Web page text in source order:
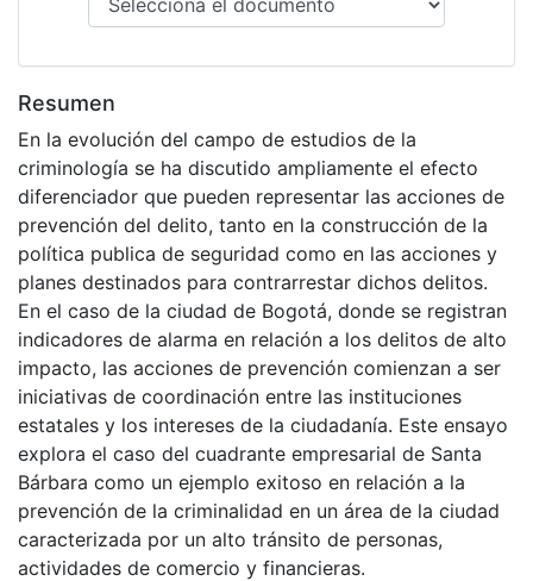
Resumen
En la evolución del campo de estudios de la
criminología se ha discutido ampliamente el efecto
diferenciador que pueden representar las acciones de
prevención del delito, tanto en la construcción de la
política publica de seguridad como en las acciones y
planes destinados para contrarrestar dichos delitos.
En el caso de la ciudad de Bogotá, donde se registran
indicadores de alarma en relación a los delitos de alto
impacto, las acciones de prevención comienzan a ser
iniciativas de coordinación entre las instituciones
estatales y los intereses de la ciudadanía. Este ensayo
explora el caso del cuadrante empresarial de Santa
Bárbara como un ejemplo exitoso en relación a la
prevención de la criminalidad en un área de la ciudad
caracterizada por un alto tránsito de personas,
actividades de comercio y financieras.